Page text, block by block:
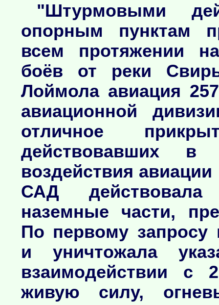
"Штурмовыми
опорным пунктам
всем протяжении
боёв от реки
Лоймола авиация
авиационной
отличное
действовавших в
воздействия
САД действовала
наземные части,
По первому запросу
и уничтожала
взаимодействии с
живую силу,